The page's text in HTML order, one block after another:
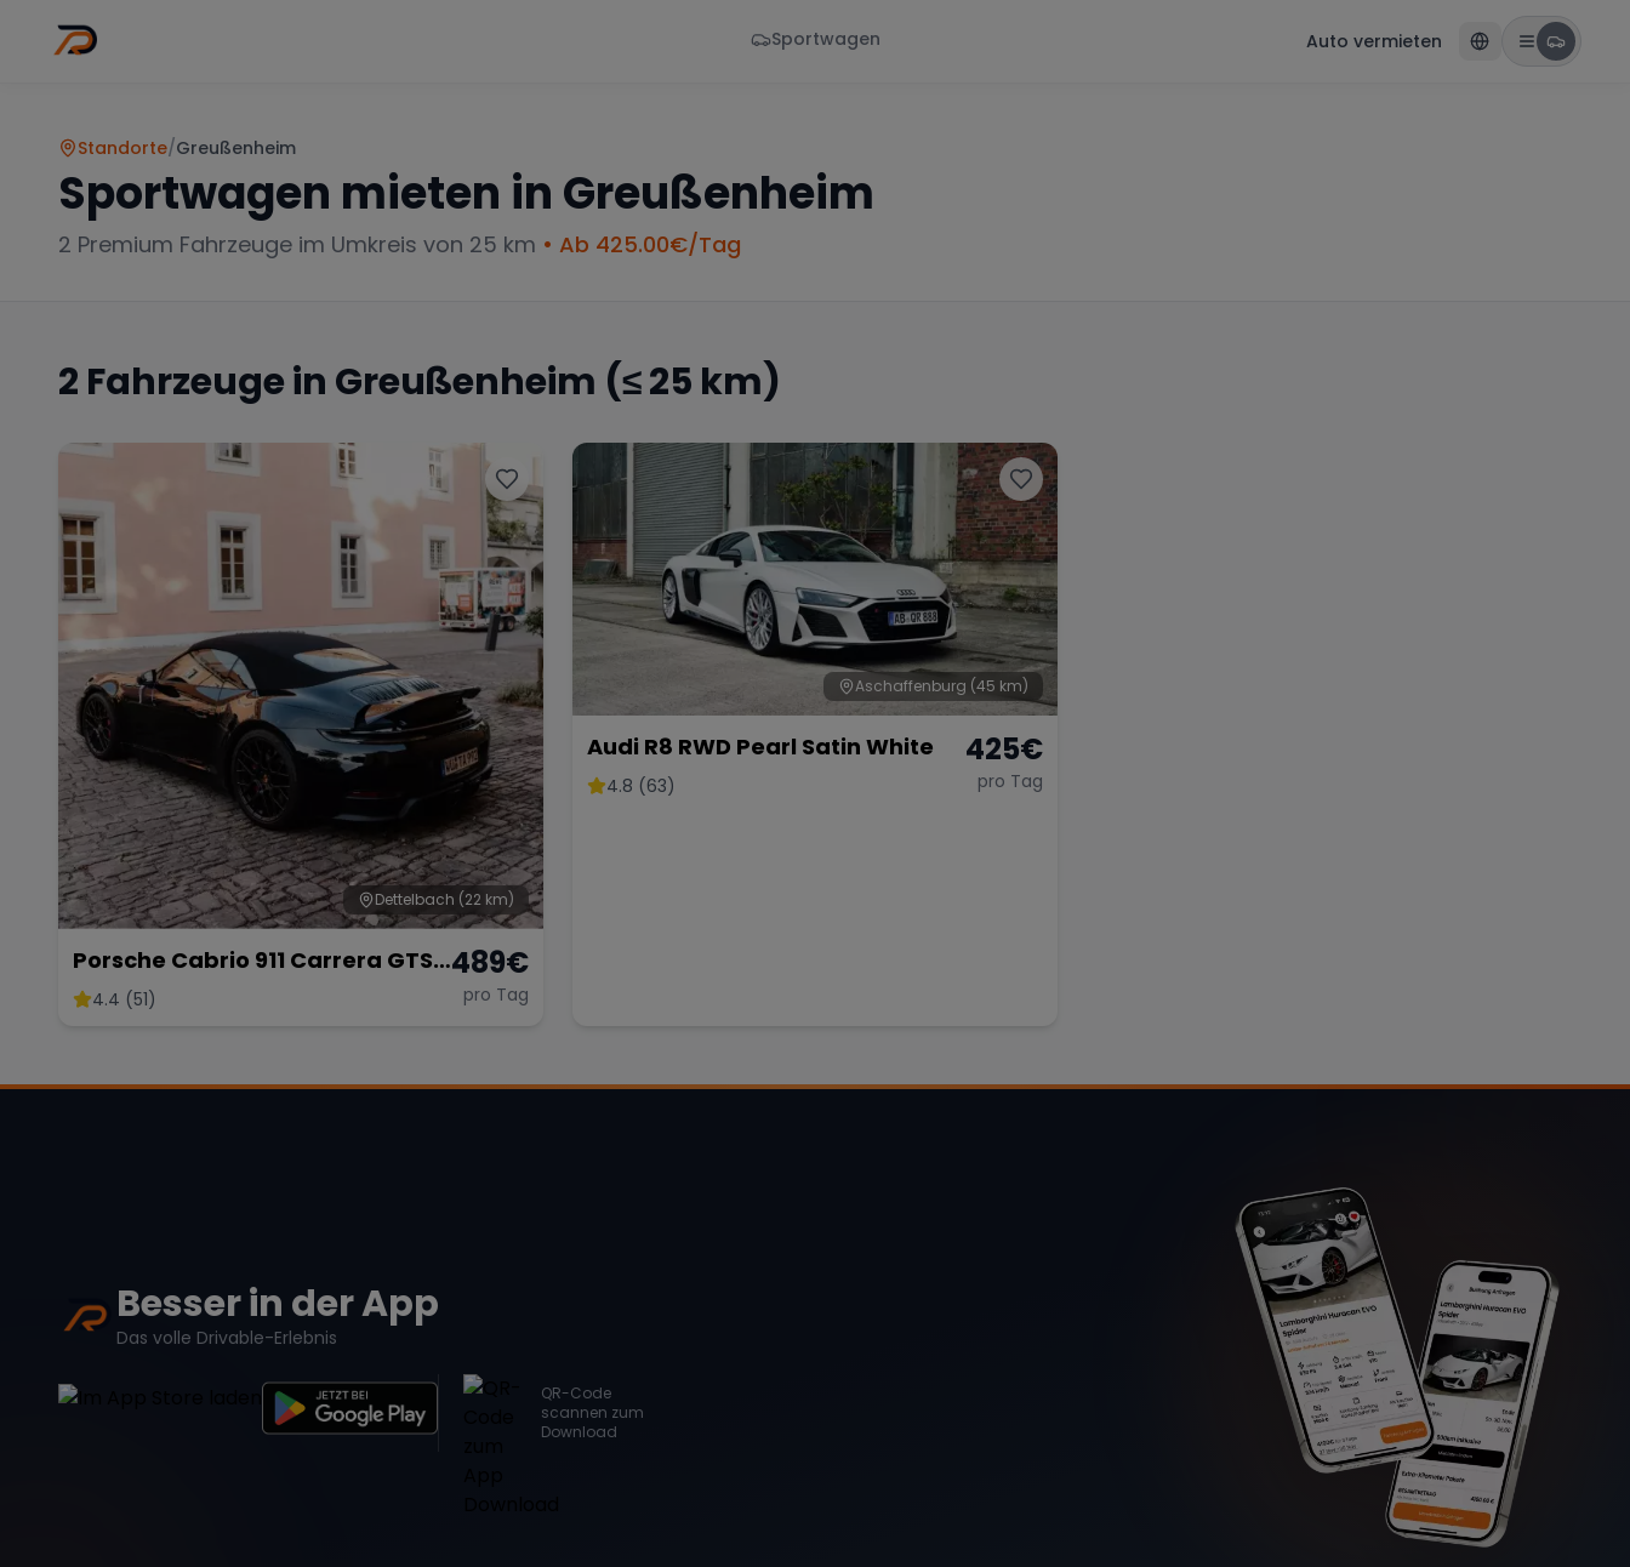
Sportwagen Auto vermieten
Standorte/Greußenheim
Sportwagen mieten in Greußenheim
2 Premium Fahrzeuge im Umkreis von 25 km • Ab 425.00€/Tag
2 Fahrzeuge in Greußenheim (≤ 25 km)
Dettelbach (22 km)
Porsche Cabrio 911 Carrera GTS
mieten
4.4 (51)
489€
pro Tag
Aschaffenburg (45 km)
Audi R8 RWD Pearl Satin White
4.8 (63)
425€
pro Tag
Besser in der App
Das volle Drivable-Erlebnis
QR-Code
scannen zum
Download